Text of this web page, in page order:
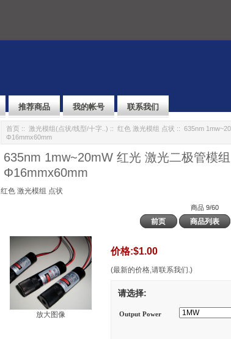
推荐商品 我的帐号 联系我们
首页 :: 激光模组(点状/线型/十字..) :: 红色 激光模组 点状 :: 635nm
Φ16mmx60mm
635nm 1mw~20mW 红光 激光二极管模
Φ16mmx60mm
红色 激光模组 点状
商品 9/60
前页 商品列表
放大图像
价格:$1.00
(最新的价格,请联系我们.)
请选择:
Output Power